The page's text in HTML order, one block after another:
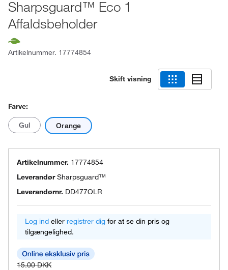
Sharpsguard™ Eco 1
Affaldsbeholder
Artikelnummer. 17774854
Skift visning
Farve:
Gul Orange
Artikelnummer. 17774854
LeverandørSharpsguard™
Leverandørnr. DD477OLR
Log ind eller registrer dig for at se din pris og
tilgængelighed.
15.00 DKK